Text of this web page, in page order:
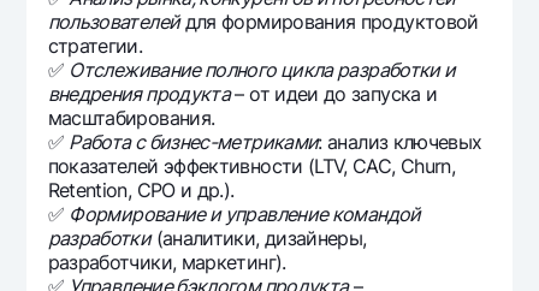
пользователейдля формирования продуктовой
стратегии.
✅ Отслеживание полного цикла разработки и
внедрения продукта– от идеи до запуска и
масштабирования.
✅ Работа с бизнес-метриками: анализ ключевых
показателей эффективности (LTV, CAC, Churn,
Retention, CPO и др.).
✅ Формирование и управление командой
разработки(аналитики, дизайнеры,
разработчики, маркетинг).
✅​​​​​​​ Управление бэклогом продукта–